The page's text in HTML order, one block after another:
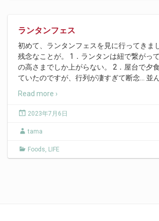
ランタンフェス
初めて、ランタンフェスを見に行ってきま
残念なことが。 1．ランタンは紐で繋がっ
の高さまでしか上がらない。 2．屋台で夕
ていたのですが、行列が凄すぎて断念… 並
Read more ›
2023年7月6日
tama
Foods, LIFE